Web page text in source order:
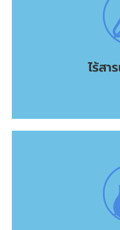
ไร้สา
ไร้ส
เมื่อฆ่าเชื้อโรคแล้ว น้ำ
เกลือ ไ
ดังนั้นจึงไม่ติดไฟ ไม่ระ
ผิววัสดุต่างๆ สามารถใ